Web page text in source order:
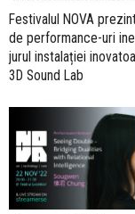
Festivalul NOVA
de performance-uri
jurul instalației
3D Sound Lab